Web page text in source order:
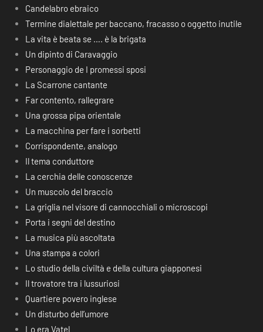
Candelabro ebraico
Termine dialettale per baccano, fracasso o oggetto inutile
La vita è beata se …. è la brigata
Un dipinto di Caravaggio
Personaggio de I promessi sposi
La Scarrone cantante
Far contento, rallegrare
Una grossa pipa orientale
La macchina per fare i sorbetti
Corrispondente, analogo
Il tema conduttore
La cerchia delle conoscenze
Un muscolo del braccio
La griglia nel visore di cannocchiali o microscopi
Porta i segni del destino
La musica più ascoltata
Una stampa a colori
Lo studio della civiltà e della cultura giapponesi
Il trovatore tra i lussuriosi
Quartiere povero inglese
Un disturbo dell’umore
Lo era Vatel